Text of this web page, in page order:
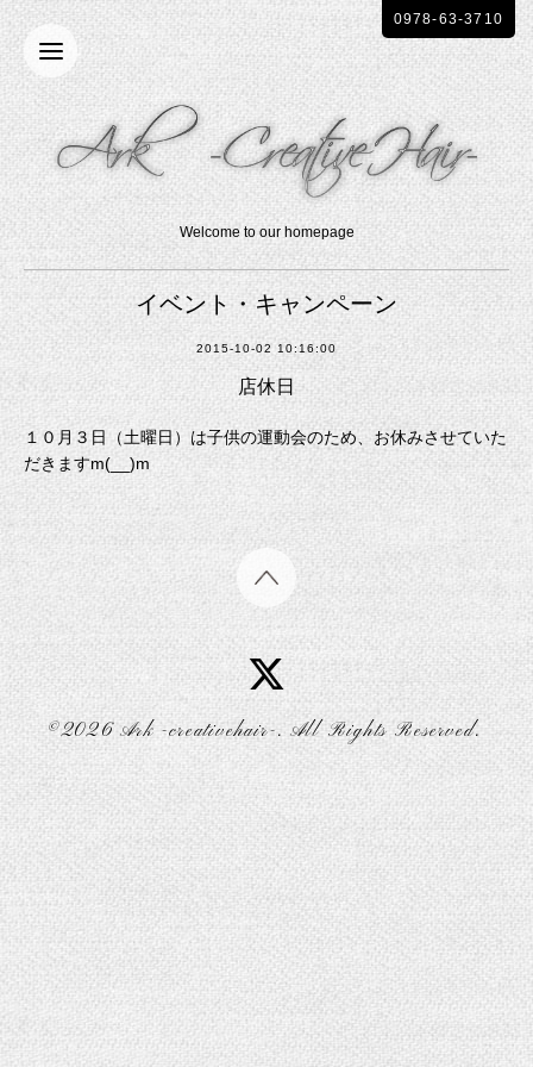
Welcome to our homepage
0978-63-3710
イベント・キャンペーン
2015-10-02 10:16:00
店休日
１０月３日（土曜日）は子供の運動会のため、お休みさせていた
だきますm(__)m
©2026 Ark -creativehair-. All Rights Reserved.